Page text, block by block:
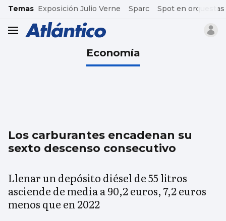
common.go-to-content
Temas Exposición Julio Verne Sparc Spot en orquestas
header.menu.open
Economía
Los carburantes encadenan su
sexto descenso consecutivo
Llenar un depósito diésel de 55 litros
asciende de media a 90,2 euros, 7,2 euros
menos que en 2022